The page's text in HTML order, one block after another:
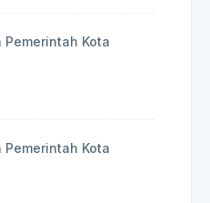
Pemerintah Kota
Kota